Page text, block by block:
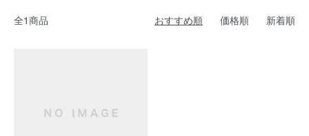
全1商品 おすすめ順 価格順 新着順